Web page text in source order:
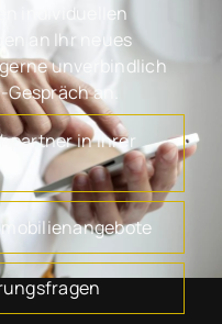
individuellen
an Ihr neues
unverbindlich
an.
in Ihrer